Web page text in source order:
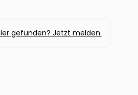
gefunden? Jetzt melden.